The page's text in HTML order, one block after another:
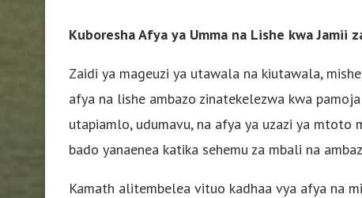
Kuboresha Afya ya Umma na Lishe kwa Jamii
Zaidi ya mageuzi ya utawala na kiutawala,
afya na lishe ambazo zinatekelezwa kwa
utapiamlo, udumavu, na afya ya uzazi ya mtoto
bado yanaenea katika sehemu za mbali na
Kamath alitembelea vituo kadhaa vya afya na